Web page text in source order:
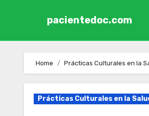
pacientedoc.com
Home Prácticas Culturales en la
Prácticas Culturales en la